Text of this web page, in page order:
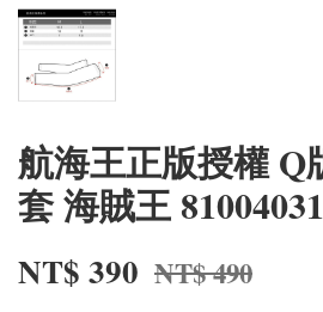
航海王正版授權 Q
套 海賊王
NT$ 390 NT$ 490